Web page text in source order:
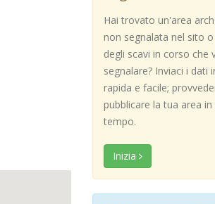
Hai trovato un'area
non segnalata nel sito
degli scavi in corso che
segnalare? Inviaci i dati
rapida e facile;
pubblicare la tua area in
tempo.
Inizia